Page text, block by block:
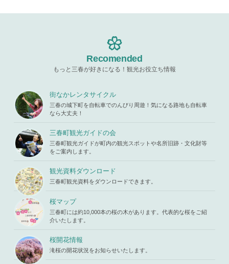
parts/picu
p.phpon li
ne19
up.phpon l
iharukoma.
com/public
_html/wp-c
ontent/the
mes/mihar
u/template-
parts/picu
p.phpon li
ne19
ma.com/pu
ttempt to re
ad property
"ID" on null
in/home/x
iharukoma.
com/public
_html/wp-c
ontent/the
mes/mihar
u/template-
parts/picu
p.phpon li
ne 19
Recomended
もっと三春が好きになる！観光お役立ち情報
街なかレンタサイクル
三春の城下町を自転車でのんびり周遊！気になる路地も自転車
なら大丈夫！
三春町観光ガイドの会
三春町観光ガイドが町内の観光スポットや名所旧跡・文化財等
をご案内します。
観光資料ダウンロード
三春町観光資料をダウンロードできます。
桜マップ
三春町には約10,000本の桜の木があります。代表的な桜をご紹
介いたします。
桜開花情報
滝桜の開花状況をお知らせいたします。